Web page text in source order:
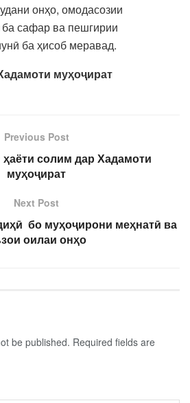
онҳо, омодасозии
сафар ва пешгирии
ба ҳисоб меравад.
муҳоҷират
Previous Post
ҳаёти солим дар Хадамоти
муҳоҷират
Next Post
бо муҳоҷирони меҳнатӣ ва
оилаи онҳо
be published. Required fields are